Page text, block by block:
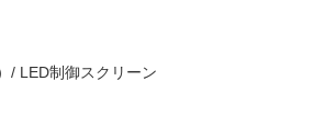
/ LED制御スクリーン